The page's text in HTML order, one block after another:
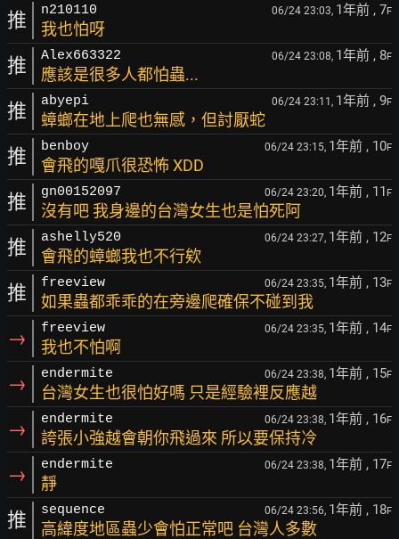
推 n210110 06/24 23:03, 1年前 , 7F
我也怕呀
推 Alex663322 06/24 23:08, 1年前 , 8F
應該是很多人都怕蟲...
推 abyepi 06/24 23:11, 1年前 , 9F
蟑螂在地上爬也無感，但討厭蛇
推 benboy 06/24 23:15, 1年前 , 10F
會飛的嘎爪很恐怖 XDD
推 gn00152097 06/24 23:20, 1年前 , 11 F
沒有吧 我身邊的台灣女生也是怕死阿
推 ashelly520 06/24 23:27, 1年前 , 12F
會飛的蟑螂我也不行欸
推 freeview 06/24 23:35, 1年前 , 13F
如果蟲都乖乖的在旁邊爬確保不碰到我
→ freeview 06/24 23:35, 1年前 , 14F
我也不怕啊
→ endermite 06/24 23:38, 1年前 , 15F
台灣女生也很怕好嗎 只是經驗裡反應越
→ endermite 06/24 23:38, 1年前 , 16F
誇張小強越會朝你飛過來 所以要保持冷
→ endermite 06/24 23:38, 1年前 , 17F
靜
推 sequence 06/24 23:56, 1年前 , 18F
高緯度地區蟲少會怕正常吧 台灣人多數